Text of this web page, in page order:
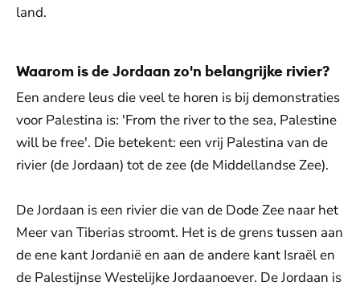
land.
Waarom is de Jordaan zo'n belangrijke rivier?
Een andere leus die veel te horen is bij demonstraties
voor Palestina is: 'From the river to the sea, Palestine
will be free'. Die betekent: een vrij Palestina van de
rivier (de Jordaan) tot de zee (de Middellandse Zee).
De Jordaan is een rivier die van de Dode Zee naar het
Meer van Tiberias stroomt. Het is de grens tussen aan
de ene kant Jordanië en aan de andere kant Israël en
de Palestijnse Westelijke Jordaanoever. De Jordaan is